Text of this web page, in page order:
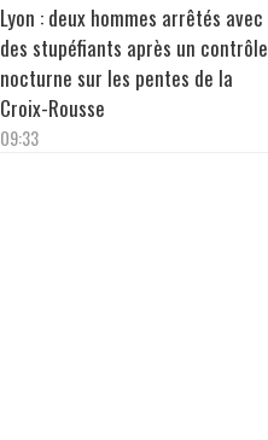
Lyon : deux hommes arrêtés avec
des stupéfiants après un contrôle
nocturne sur les pentes de la
Croix-Rousse
09:33